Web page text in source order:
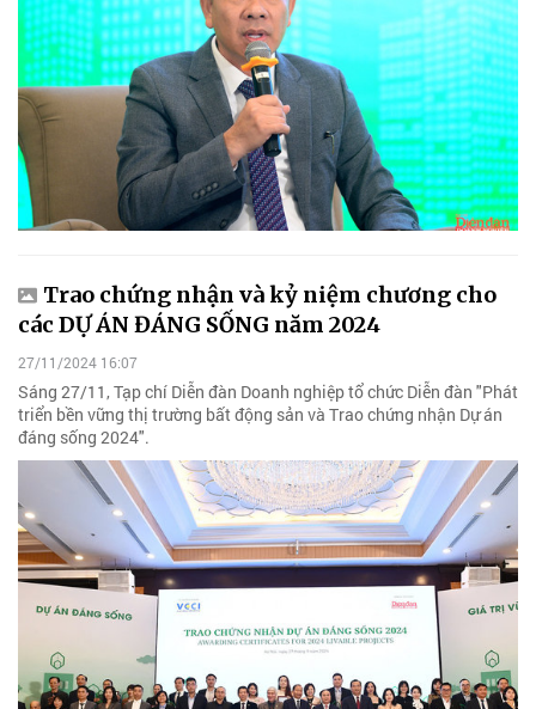
Trao chứng nhận và kỷ niệm chương cho
các DỰ ÁN ĐÁNG SỐNG năm 2024
27/11/2024 16:07
Sáng 27/11, Tạp chí Diễn đàn Doanh nghiệp tổ chức Diễn đàn "Phát
triển bền vững thị trường bất động sản và Trao chứng nhận Dự án
đáng sống 2024".